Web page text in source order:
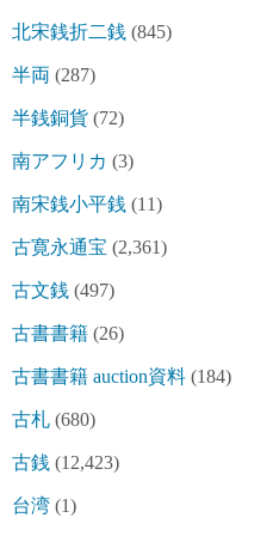
北宋銭折二銭 (845)
半両 (287)
半銭銅貨 (72)
南アフリカ (3)
南宋銭小平銭 (11)
古寛永通宝 (2,361)
古文銭 (497)
古書書籍 (26)
古書書籍 auction資料 (184)
古札 (680)
古銭 (12,423)
台湾 (1)